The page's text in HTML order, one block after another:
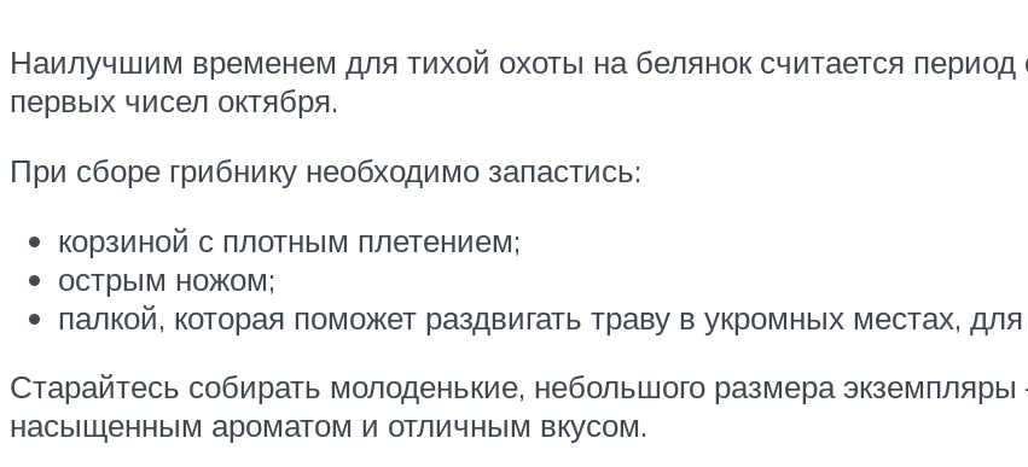
Наилучшим временем для тихой охоты на белянок считается период
первых чисел октября.
При сборе грибнику необходимо запастись:
корзиной с плотным плетением;
острым ножом;
палкой, которая поможет раздвигать траву в укромных местах,
Старайтесь собирать молоденькие, небольшого размера
насыщенным ароматом и отличным вкусом.